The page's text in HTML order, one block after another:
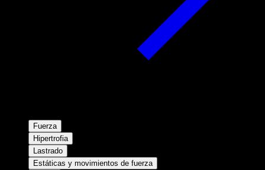
Fuerza
Hipertrofia
Lastrado
Estáticas y movimientos de fuerza